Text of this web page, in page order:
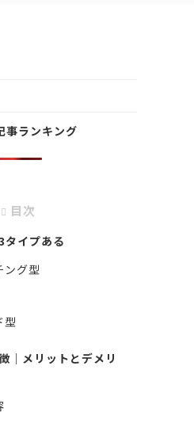
事ランキング
目次
タイプある
ング型
型
｜メリットとデメリ